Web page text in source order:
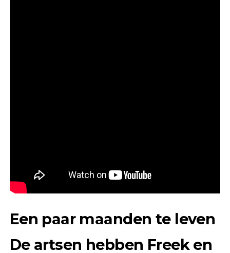
Een paar maanden te leven
De artsen hebben Freek en